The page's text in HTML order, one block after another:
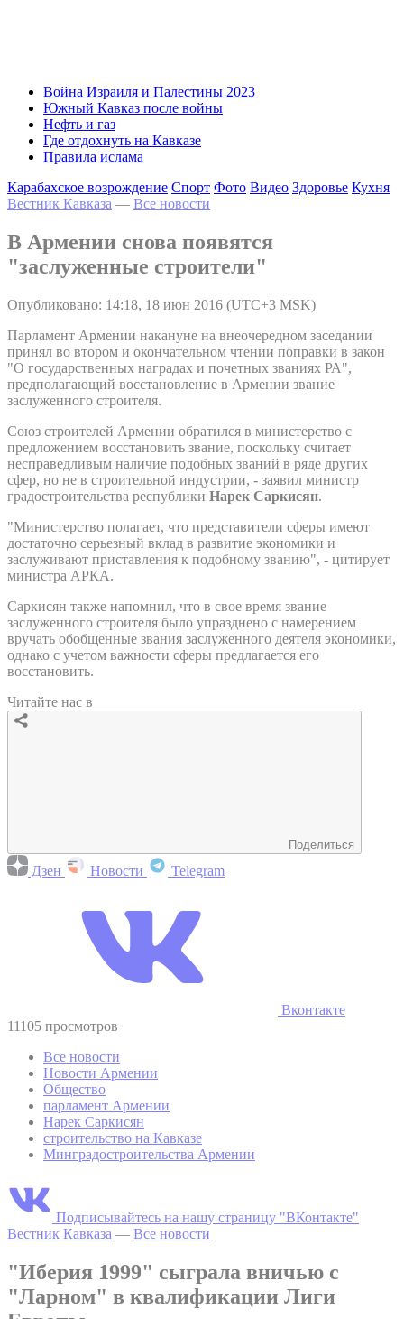
Война Израиля и Палестины 2023
Южный Кавказ после войны
Нефть и газ
Где отдохнуть на Кавказе
Правила ислама
Карабахское возрождение Спорт Фото Видео Здоровье Кухня
Вестник Кавказа — Все новости
В Армении снова появятся
"заслуженные строители"
Опубликовано: 14:18, 18 июн 2016 (UTC+3 MSK)
Парламент Армении накануне на внеочередном заседании
принял во втором и окончательном чтении поправки в закон
"О государственных наградах и почетных званиях РА",
предполагающий восстановление в Армении звание
заслуженного строителя.
Союз строителей Армении обратился в министерство с
предложением восстановить звание, поскольку считает
несправедливым наличие подобных званий в ряде других
сфер, но не в строительной индустрии, - заявил министр
градостроительства республики Нарек Саркисян.
"Министерство полагает, что представители сферы имеют
достаточно серьезный вклад в развитие экономики и
заслуживают приставления к подобному званию", - цитирует
министра АРКА.
Саркисян также напомнил, что в свое время звание
заслуженного строителя было упразднено с намерением
вручать обобщенные звания заслуженного деятеля экономики,
однако с учетом важности сферы предлагается его
восстановить.
Читайте нас в
Поделиться
Дзен Новости Telegram
Вконтакте
11105 просмотров
Все новости
Новости Армении
Общество
парламент Армении
Нарек Саркисян
строительство на Кавказе
Минградостроительства Армении
Подписывайтесь на нашу страницу "ВКонтакте"
Вестник Кавказа — Все новости
"Иберия 1999" сыграла вничью с
"Ларном" в квалификации Лиги